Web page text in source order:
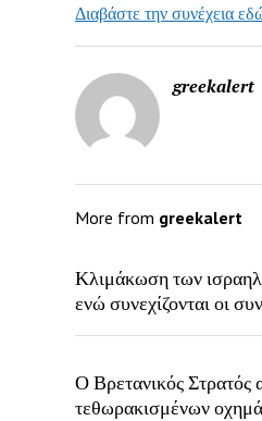
Διαβάστε την συνέχεια
greekalert
More from greekalert
Κλιμάκωση των
ενώ συνεχίζονται οι
Ο Βρετανικός Στρατός
τεθωρακισμένων